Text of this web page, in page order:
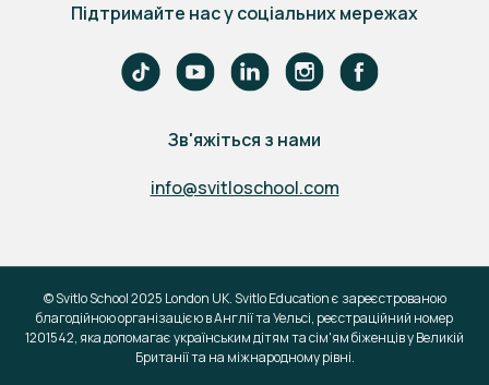
Підтримайте нас у соціальних мережах
Зв'яжіться з нами
info@svitloschool.com
© Svitlo School 2025 London UK. Svitlo Education є зареєстрованою
благодійною організацією в Англії та Уельсі, реєстраційний номер
1201542, яка допомагає українським дітям та сім'ям біженців у Великій
Британії та на міжнародному рівні.